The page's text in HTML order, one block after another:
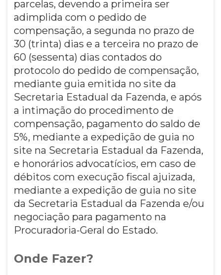
parcelas, devendo a primeira ser
adimplida com o pedido de
compensação, a segunda no prazo de
30 (trinta) dias e a terceira no prazo de
60 (sessenta) dias contados do
protocolo do pedido de compensação,
mediante guia emitida no site da
Secretaria Estadual da Fazenda, e após
a intimação do procedimento de
compensação, pagamento do saldo de
5%, mediante a expedição de guia no
site na Secretaria Estadual da Fazenda,
e honorários advocatícios, em caso de
débitos com execução fiscal ajuizada,
mediante a expedição de guia no site
da Secretaria Estadual da Fazenda e/ou
negociação para pagamento na
Procuradoria-Geral do Estado.
Onde Fazer?